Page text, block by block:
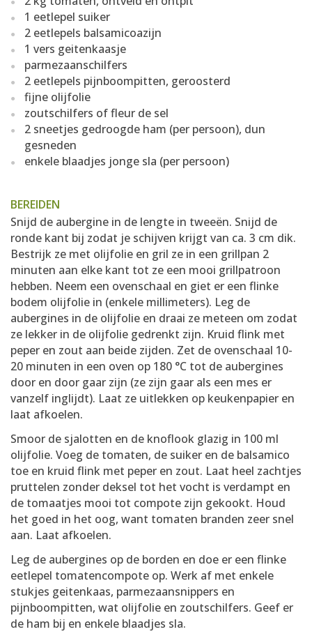
1 eetlepel suiker
2 eetlepels balsamicoazijn
1 vers geitenkaasje
parmezaanschilfers
2 eetlepels pijnboompitten, geroosterd
fijne olijfolie
zoutschilfers of fleur de sel
2 sneetjes gedroogde ham (per persoon), dun
gesneden
enkele blaadjes jonge sla (per persoon)
BEREIDEN
Snijd de aubergine in de lengte in tweeën. Snijd de
ronde kant bij zodat je schijven krijgt van ca. 3 cm dik.
Bestrijk ze met olijfolie en gril ze in een grillpan 2
minuten aan elke kant tot ze een mooi grillpatroon
hebben. Neem een ovenschaal en giet er een flinke
bodem olijfolie in (enkele millimeters). Leg de
aubergines in de olijfolie en draai ze meteen om zodat
ze lekker in de olijfolie gedrenkt zijn. Kruid flink met
peper en zout aan beide zijden. Zet de ovenschaal 10-
20 minuten in een oven op 180 °C tot de aubergines
door en door gaar zijn (ze zijn gaar als een mes er
vanzelf inglijdt). Laat ze uitlekken op keukenpapier en
laat afkoelen.
Smoor de sjalotten en de knoflook glazig in 100 ml
olijfolie. Voeg de tomaten, de suiker en de balsamico
toe en kruid flink met peper en zout. Laat heel zachtjes
pruttelen zonder deksel tot het vocht is verdampt en
de tomaatjes mooi tot compote zijn gekookt. Houd
het goed in het oog, want tomaten branden zeer snel
aan. Laat afkoelen.
Leg de aubergines op de borden en doe er een flinke
eetlepel tomatencompote op. Werk af met enkele
stukjes geitenkaas, parmezaansnippers en
pijnboompitten, wat olijfolie en zoutschilfers. Geef er
de ham bij en enkele blaadjes sla.